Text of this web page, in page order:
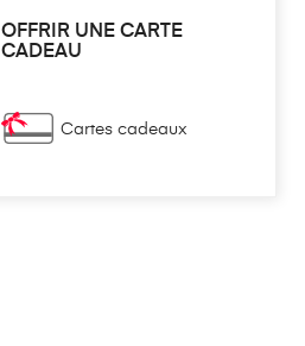
OFFRIR UNE CARTE
CADEAU
Cartes cadeaux